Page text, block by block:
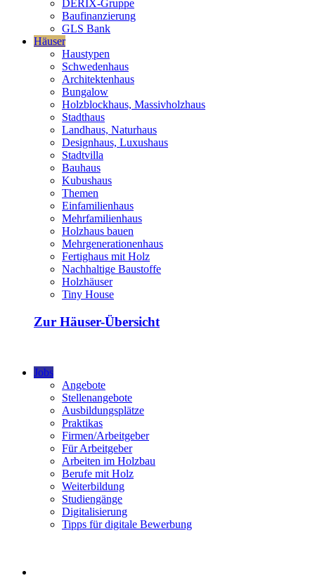
DERIX-Gruppe
Baufinanzierung
GLS Bank
Häuser
Haustypen
Schwedenhaus
Architektenhaus
Bungalow
Holzblockhaus, Massivholzhaus
Stadthaus
Landhaus, Naturhaus
Designhaus, Luxushaus
Stadtvilla
Bauhaus
Kubushaus
Themen
Einfamilienhaus
Mehrfamilienhaus
Holzhaus bauen
Mehrgenerationenhaus
Fertighaus mit Holz
Nachhaltige Baustoffe
Holzhäuser
Tiny House
Zur Häuser-Übersicht
Jobs
Angebote
Stellenangebote
Ausbildungsplätze
Praktikas
Firmen/Arbeitgeber
Für Arbeitgeber
Arbeiten im Holzbau
Berufe mit Holz
Weiterbildung
Studiengänge
Digitalisierung
Tipps für digitale Bewerbung